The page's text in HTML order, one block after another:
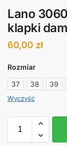
Lano
klapki
60,00 zł
Rozmiar
37
38 39
Wyczyść